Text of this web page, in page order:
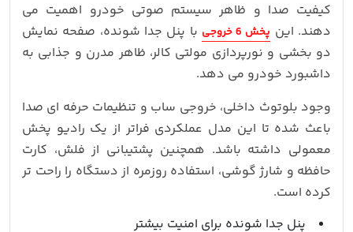
کیفیت صدا و ظاهر سیستم صوتی خودرو اهمیت می
دهند. این پخش 6 خروجی
با پنل جدا شونده، صفحه نمایش
دو بخشی و نورپردازی مولتی کالر، ظاهر مدرن و جذابی به
داشبورد خودرو می دهد.
وجود بلوتوث داخلی، خروجی ساب و تنظیمات حرفه ای صدا
باعث شده تا این مدل عملکردی فراتر از یک رادیو پخش
معمولی داشته باشد. همچنین پشتیبانی از فلش، کارت
حافظه و شارژ گوشی، استفاده روزمره از دستگاه را راحت تر
کرده است.
پنل جدا شونده برای امنیت بیشتر